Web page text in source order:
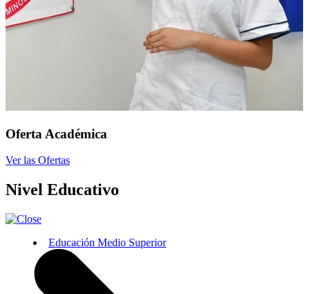
Oferta Académica
Ver las Ofertas
Nivel Educativo
Educación Medio Superior